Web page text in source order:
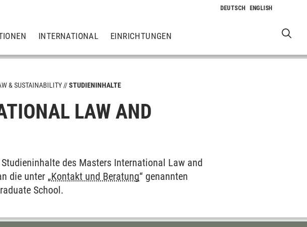
INTERNATIONAL EINRICHTUNGEN
& SUSTAINABILITY STUDIENINHALTE
LAW AND
des Masters International Law and
die unter „Kontakt und Beratung“ genannten
School.